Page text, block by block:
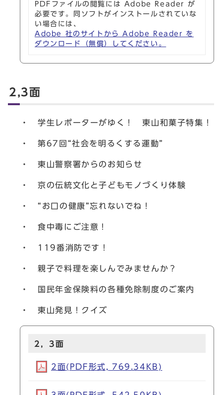
PDFファイルの閲覧には Adobe Reader が
必要です。同ソフトがインストールされていな
い場合には、
Adobe 社のサイトから Adobe Reader を
ダウンロード（無償）してください。
2,3面
・ 学生レポーターがゆく！ 東山和菓子特集！
・ 第67回“社会を明るくする運動”
・ 東山警察署からのお知らせ
・ 京の伝統文化と子どもモノづくり体験
・ “お口の健康”忘れないでね！
・ 食中毒にご注意！
・ 119番消防です！
・ 親子で料理を楽しんでみませんか？
・ 国民年金保険料の各種免除制度のご案内
・ 東山発見！クイズ
2，3面
2面(PDF形式, 769.34KB)